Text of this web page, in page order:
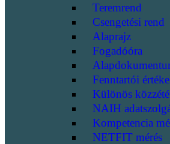
Teremrend
Csengetési rend
Alaprajz
Fogadóóra
Fenntartói
Különös
NAIH
Kompetencia
NETFIT mérés